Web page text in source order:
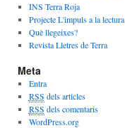
INS Terra Roja
Projecte L'impuls a la lectura
Què llegeixes?
Revista Lletres de Terra
Meta
Entra
RSS dels articles
RSS dels comentaris
WordPress.org